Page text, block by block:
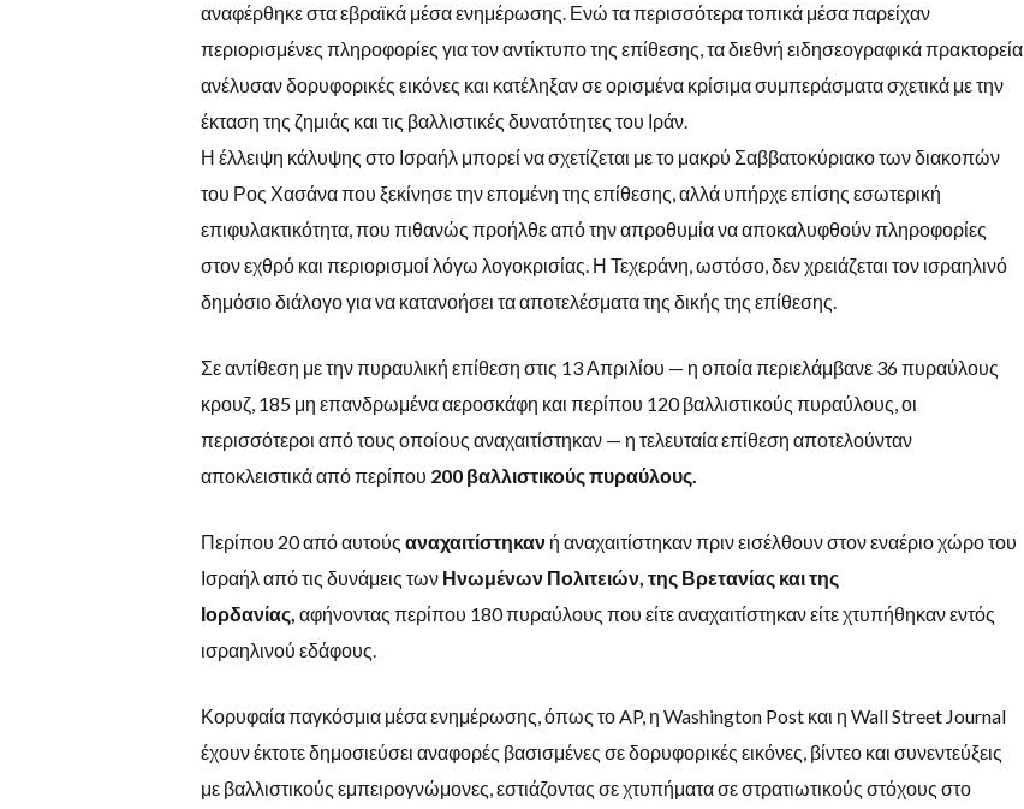
αναφέρθηκε στα εβραϊκά μέσα ενημέρωσης. Ενώ τα περισσότερα τοπικά μέσα παρείχαν
περιορισμένες πληροφορίες για τον αντίκτυπο της επίθεσης, τα διεθνή ειδησεογραφικά πρακτορεία
ανέλυσαν δορυφορικές εικόνες και κατέληξαν σε ορισμένα κρίσιμα συμπεράσματα σχετικά με την
έκταση της ζημιάς και τις βαλλιστικές δυνατότητες του Ιράν.
Η έλλειψη κάλυψης στο Ισραήλ μπορεί να σχετίζεται με το μακρύ Σαββατοκύριακο των διακοπών
του Ρος Χασάνα που ξεκίνησε την επομένη της επίθεσης, αλλά υπήρχε επίσης εσωτερική
επιφυλακτικότητα, που πιθανώς προήλθε από την απροθυμία να αποκαλυφθούν πληροφορίες
στον εχθρό και περιορισμοί λόγω λογοκρισίας. Η Τεχεράνη, ωστόσο, δεν χρειάζεται τον ισραηλινό
δημόσιο διάλογο για να κατανοήσει τα αποτελέσματα της δικής της επίθεσης.
Σε αντίθεση με την πυραυλική επίθεση στις 13 Απριλίου — η οποία περιελάμβανε 36 πυραύλους
κρουζ, 185 μη επανδρωμένα αεροσκάφη και περίπου 120 βαλλιστικούς πυραύλους, οι
περισσότεροι από τους οποίους αναχαιτίστηκαν — η τελευταία επίθεση αποτελούνταν
αποκλειστικά από περίπου 200 βαλλιστικούς πυραύλους.
Περίπου 20 από αυτούς αναχαιτίστηκανή αναχαιτίστηκαν πριν εισέλθουν στον εναέριο χώρο του
Ισραήλ από τις δυνάμεις των Ηνωμένων Πολιτειών, της Βρετανίας και της
Ιορδανίας, αφήνοντας περίπου 180 πυραύλους που είτε αναχαιτίστηκαν είτε χτυπήθηκαν εντός
ισραηλινού εδάφους.
Κορυφαία παγκόσμια μέσα ενημέρωσης, όπως το AP, η Washington Post και η Wall Street Journal
έχουν έκτοτε δημοσιεύσει αναφορές βασισμένες σε δορυφορικές εικόνες, βίντεο και συνεντεύξεις
με βαλλιστικούς εμπειρογνώμονες, εστιάζοντας σε χτυπήματα σε στρατιωτικούς στόχους στο